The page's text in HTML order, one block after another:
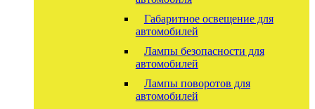
Габаритное освещение для
автомобилей
Лампы безопасности для
автомобилей
Лампы поворотов для
автомобилей